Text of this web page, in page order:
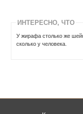
ИНТЕРЕСНО, ЧТО
У жирафа столько же
сколько у человека.